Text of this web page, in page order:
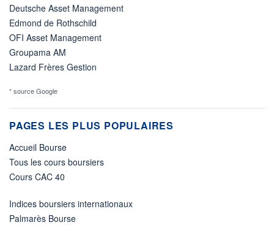
Deutsche Asset Management
Edmond de Rothschild
OFI Asset Management
Groupama AM
Lazard Frères Gestion
* source Google
PAGES LES PLUS POPULAIRES
Accueil Bourse
Tous les cours boursiers
Cours CAC 40
Indices boursiers internationaux
Palmarès Bourse